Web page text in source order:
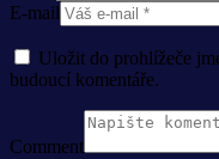
E-mail
Uložit do prohlížeče
budoucí komentáře.
Comment